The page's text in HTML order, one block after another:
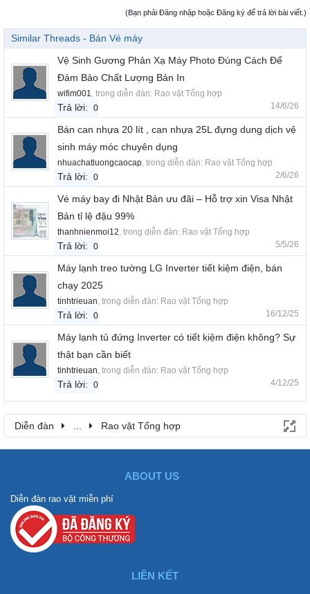
(Bạn phải Đăng nhập hoặc Đăng ký để trả lời bài viết.)
Similar Threads - Bán Vé máy
Vệ Sinh Gương Phản Xạ Máy Photo Đúng Cách Để
Đảm Bảo Chất Lượng Bản In
wifim001 , trong diễn đàn: Rao vặt Tổng hợp
Trả lời: 0 14/6/26
Bán can nhựa 20 lít , can nhựa 25L đựng dung dịch vệ
sinh máy móc chuyên dụng
nhuachatluongcaocap , trong diễn đàn: Rao vặt Tổng hợp
Trả lời: 0 2/6/26
Vé máy bay đi Nhật Bản ưu đãi – Hỗ trợ xin Visa Nhật
Bản tỉ lệ đậu 99%
thanhnienmoi12 , trong diễn đàn: Rao vặt Tổng hợp
Trả lời: 0 5/5/26
Máy lạnh treo tường LG Inverter tiết kiệm điện, bán
chạy 2025
tinhtrieuan , trong diễn đàn: Rao vặt Tổng hợp
Trả lời: 0 16/12/25
Máy lạnh tủ đứng Inverter có tiết kiệm điện không? Sự
thật bạn cần biết
tinhtrieuan , trong diễn đàn: Rao vặt Tổng hợp
Trả lời: 0 4/12/25
Diễn đàn Rao vặt Tổng hợp
ABOUT US
Diễn đàn rao vặt miễn phí
LIÊN KẾT